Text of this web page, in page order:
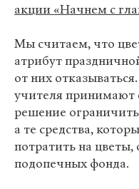
акции «Начнем с
Мы считаем, что
атрибут
от них
учителя принимают
решение
а те средства,
потратить на цветы,
подопечных фонда.